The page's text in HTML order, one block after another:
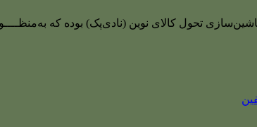
ماشین‌سازی تحول کالای نوین (نادی‌پک) بوده که